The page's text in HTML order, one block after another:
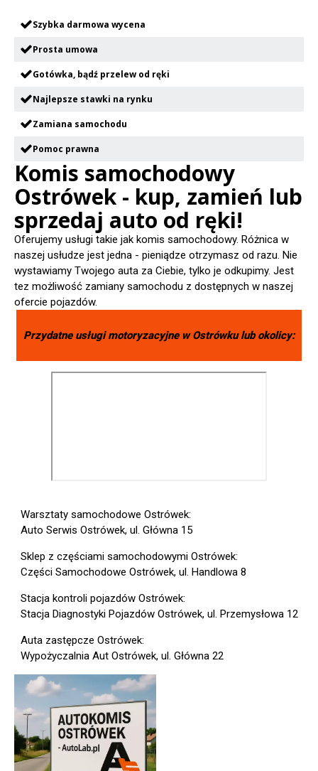
Szybka darmowa wycena
Prosta umowa
Gotówka, bądź przelew od ręki
Najlepsze stawki na rynku
Zamiana samochodu
Pomoc prawna
Komis samochodowy
Ostrówek - kup, zamień lub
sprzedaj auto od ręki!
Oferujemy usługi takie jak komis samochodowy. Różnica w
naszej usłudze jest jedna - pieniądze otrzymasz od razu. Nie
wystawiamy Twojego auta za Ciebie, tylko je odkupimy. Jest
tez możliwość zamiany samochodu z dostępnych w naszej
ofercie pojazdów.
Przydatne usługi motoryzacyjne wOstrówkulub okolicy:
Warsztaty samochodowe Ostrówek:
Auto Serwis Ostrówek, ul. Główna 15
Sklep z częściami samochodowymi Ostrówek:
Części Samochodowe Ostrówek, ul. Handlowa 8
Stacja kontroli pojazdów Ostrówek:
Stacja Diagnostyki Pojazdów Ostrówek, ul. Przemysłowa 12
Auta zastępcze Ostrówek:
Wypożyczalnia Aut Ostrówek, ul. Główna 22